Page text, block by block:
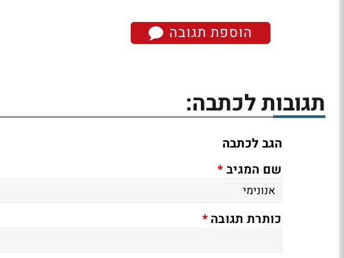
הוספת תגובה
תגובות לכתבה:
הגב לכתבה
שם המגיב*
כותרת תגובה*